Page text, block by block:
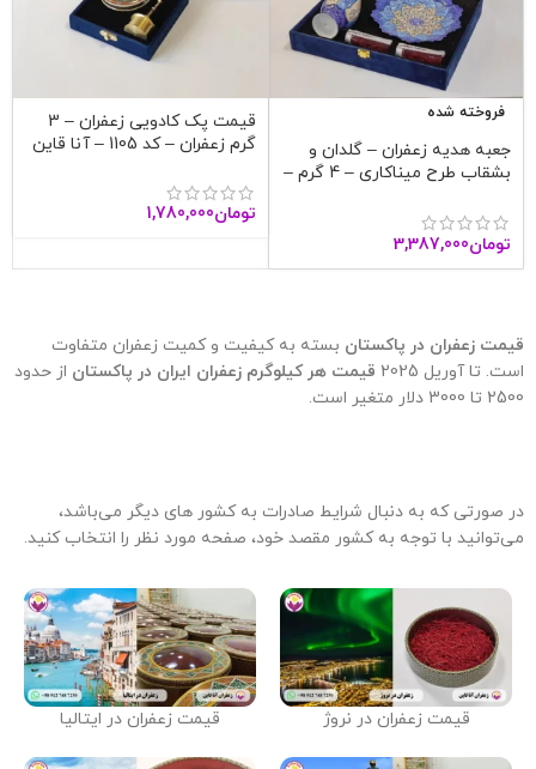
فروخته شده
جعبه هدیه زعفران – گلدان و
بشقاب طرح میناکاری – 4 گرم –
تومان3,387,000
قیمت پک کادویی زعفران – 3
گرم زعفران – کد 1105 – آنا قاین
تومان1,780,000
قیمت زعفران در پاکستان بسته به کیفیت و کمیت زعفران متفاوت
است. تا آوریل 2025
قیمت هر کیلوگرم زعفران ایران در پاکستان از حدود
2500 تا 3000 دلار متغیر است.
در صورتی که به دنبال شرایط صادرات به کشور های دیگر می‌باشد،
می‌توانید با توجه به کشور مقصد خود، صفحه مورد نظر را انتخاب کنید.
قیمت زعفران در نروژ قیمت زعفران در ایتالیا